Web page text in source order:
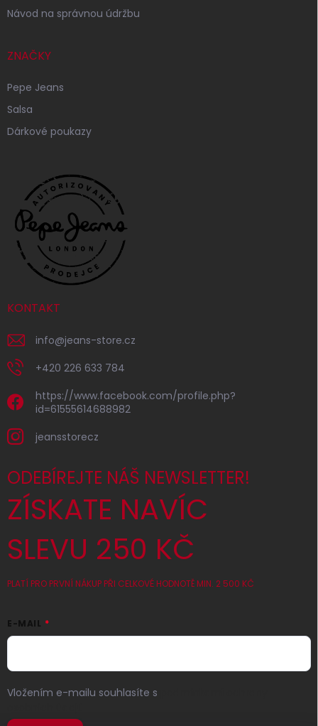
Návod na správnou údržbu
ZNAČKY
Pepe Jeans
Salsa
Dárkové poukazy
KONTAKT
info@jeans-store.cz
+420 226 633 784
https://www.facebook.com/profile.php?
id=61555614688982
jeansstorecz
ODEBÍREJTE NÁŠ NEWSLETTER!
ZÍSKATE NAVÍC
SLEVU 250 KČ
PLATÍ PRO PRVNÍ NÁKUP PŘI CELKOVÉ HODNOTĚ MIN. 2 500 KČ
E-MAIL
Vložením e-mailu souhlasíte s